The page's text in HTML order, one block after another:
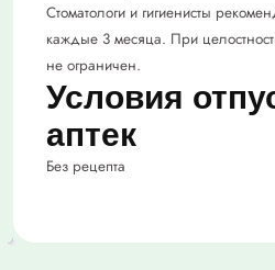
Стоматологи и гигиенисты
каждые 3 месяца. При
не ограничен.
Условия
аптек
Без рецепта